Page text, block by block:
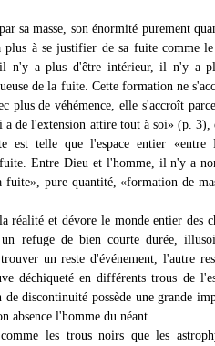
sa masse, son énormité purement
plus à se justifier de sa fuite comme
n'y a plus d'être intérieur, il n'y a
de la fuite. Cette formation ne
plus de véhémence, elle s'accroît
a de l'extension attire tout à soi» (p. 3),
est telle que l'espace entier «entre
Entre Dieu et l'homme, il n'y a
pure quantité, «formation de
et dévore le monde entier des
refuge de bien courte durée,
un reste d'événement, l'autre
déchiqueté en différents trous de
discontinuité possède une grande
absence l'homme du néant.
les trous noirs que les